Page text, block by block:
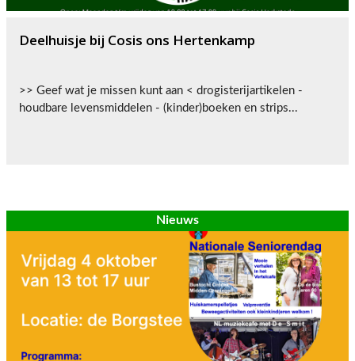
Nieuws
Deelhuisje bij Cosis ons Hertenkamp
>> Geef wat je missen kunt aan < drogisterijartikelen -
houdbare levensmiddelen - (kinder)boeken en strips...